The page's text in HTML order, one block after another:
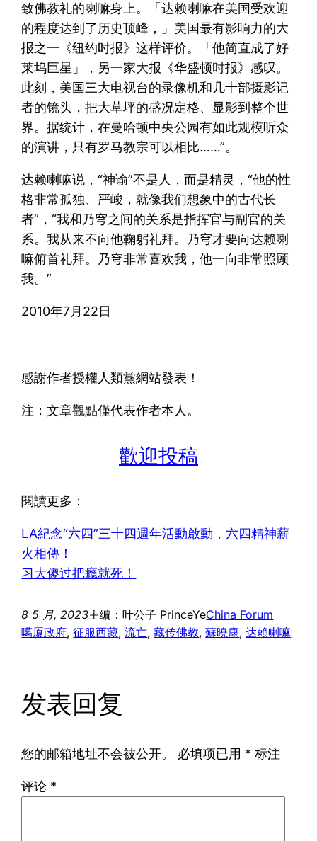
致佛教礼的喇嘛身上。「达赖喇嘛在美国受欢迎
的程度达到了历史顶峰，」美国最有影响力的大
报之一《纽约时报》这样评价。「他简直成了好
莱坞巨星」，另一家大报《华盛顿时报》感叹。
此刻，美国三大电视台的录像机和几十部摄影记
者的镜头，把大草坪的盛况定格、显影到整个世
界。据统计，在曼哈顿中央公园有如此规模听众
的演讲，只有罗马教宗可以相比……”。
达赖喇嘛说，“神谕”不是人，而是精灵，“他的性
格非常孤独、严峻，就像我们想象中的古代长
者”，“我和乃穹之间的关系是指挥官与副官的关
系。我从来不向他鞠躬礼拜。乃穹才要向达赖喇
嘛俯首礼拜。乃穹非常喜欢我，他一向非常照顾
我。”
2010年7月22日
感謝作者授權人類黨網站發表！
注：文章觀點僅代表作者本人。
歡迎投稿
閱讀更多：
LA紀念“六四”三十四週年活動啟動，六四精神薪
火相傳！
习大傻过把瘾就死！
8 5 月, 2023主编：叶公子 PrinceYeChina Forum
噶厦政府, 征服西藏, 流亡, 藏传佛教, 蘇曉康, 达赖喇嘛
发表回复
您的邮箱地址不会被公开。 必填项已用 * 标注
评论 *